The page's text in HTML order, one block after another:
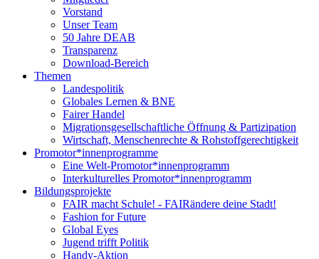
Vorstand
Unser Team
50 Jahre DEAB
Transparenz
Download-Bereich
Themen
Landespolitik
Globales Lernen & BNE
Fairer Handel
Migrationsgesellschaftliche Öffnung & Partizipation
Wirtschaft, Menschenrechte & Rohstoffgerechtigkeit
Promotor*innen­programme
Eine Welt-Promotor*innenprogramm
Interkulturelles Promotor*innenprogramm
Bildungsprojekte
FAIR macht Schule! - FAIRändere deine Stadt!
Fashion for Future
Global Eyes
Jugend trifft Politik
Handy-Aktion